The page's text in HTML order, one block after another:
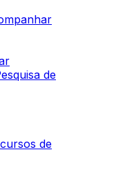
de
de